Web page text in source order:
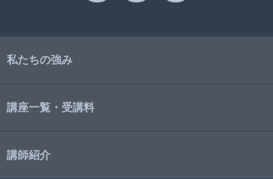
私たちの強み
講座一覧・受講料
講師紹介